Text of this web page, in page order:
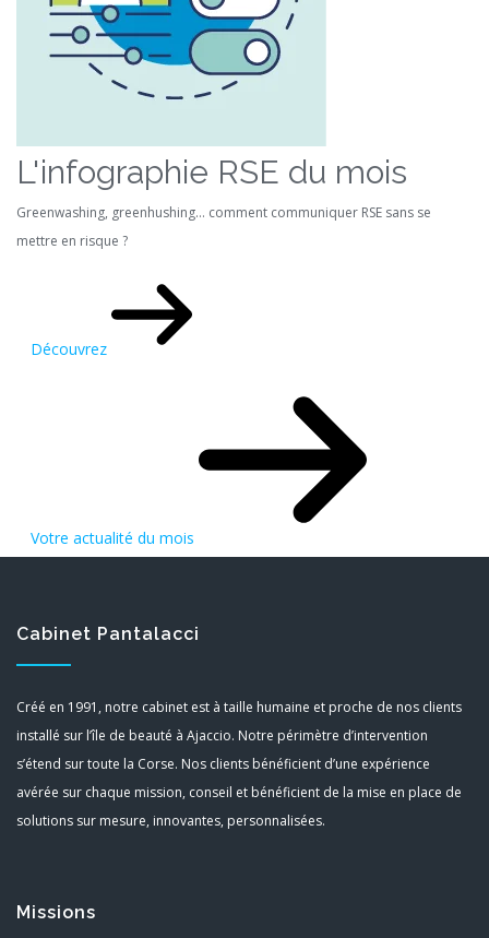
L'infographie RSE du mois
Greenwashing, greenhushing… comment communiquer RSE sans se
mettre en risque ?
Découvrez
Votre actualité du mois
Cabinet Pantalacci
Créé en 1991, notre cabinet est à taille humaine et proche de nos clients
installé sur l’île de beauté à Ajaccio. Notre périmètre d’intervention
s’étend sur toute la Corse. Nos clients bénéficient d’une expérience
avérée sur chaque mission, conseil et bénéficient de la mise en place de
solutions sur mesure, innovantes, personnalisées.
Missions